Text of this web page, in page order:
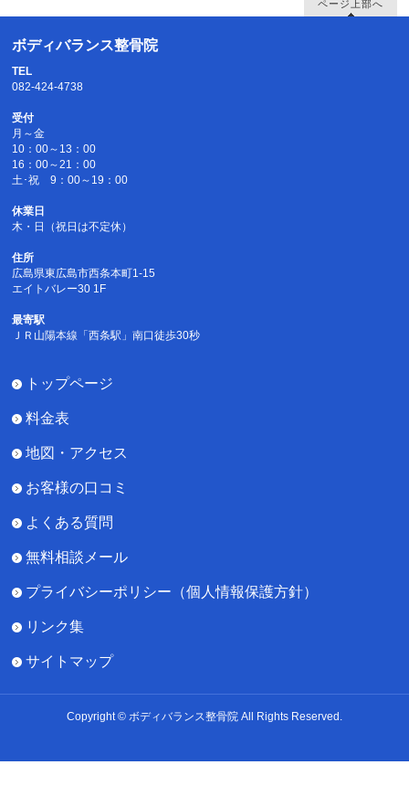
ページ上部へ
ボディバランス整骨院
TEL
082-424-4738
受付
月～金
10：00～13：00
16：00～21：00
土･祝 9：00～19：00
休業日
木・日（祝日は不定休）
住所
広島県東広島市西条本町1-15
エイトバレー30 1F
最寄駅
ＪＲ山陽本線「西条駅」南口徒歩30秒
トップページ
料金表
地図・アクセス
お客様の口コミ
よくある質問
無料相談メール
プライバシーポリシー（個人情報保護方針）
リンク集
サイトマップ
Copyright © ボディバランス整骨院 All Rights Reserved.